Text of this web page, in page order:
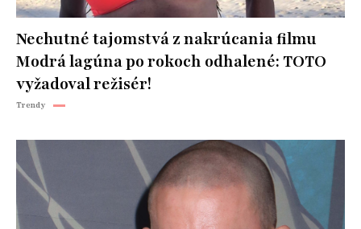
Nechutné tajomstvá z nakrúcania filmu
Modrá lagúna po rokoch odhalené: TOTO
vyžadoval režisér!
Trendy